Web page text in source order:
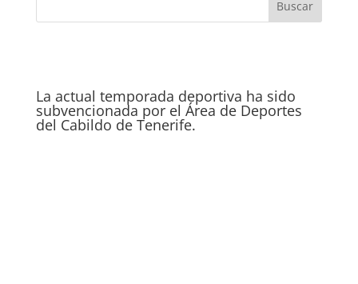
La actual temporada deportiva ha sido
subvencionada por el Área de Deportes
del Cabildo de Tenerife.